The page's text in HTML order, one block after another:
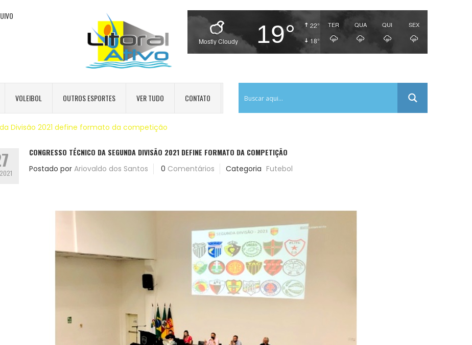
22°
18°
Mostly Cloudy 19° TER QUA QUI SEX
VOLEIBOL OUTROS ESPORTES VER TUDO CONTATO
Divisão 2021 define formato da competição
CONGRESSO TÉCNICO DA SEGUNDA DIVISÃO 2021 DEFINE FORMATO DA COMPETIÇÃO
Postado por Ariovaldo dos Santos 0 Comentários Categoria Futebol